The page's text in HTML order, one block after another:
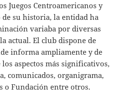
Juegos Centroamericanos y
su historia, la entidad ha
variaba por diversas
actual. El club dispone de
informa ampliamente y de
aspectos más significativos,
comunicados, organigrama,
o Fundación entre otros.